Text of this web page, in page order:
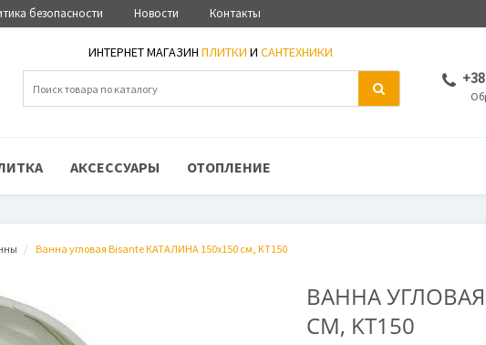
безопасности Новости Контакты
ИНТЕРНЕТ МАГАЗИН ПЛИТКИ И САНТЕХНИКИ
АКСЕССУАРЫ ОТОПЛЕНИЕ
Ванна угловая Bisante КАТАЛИНА 150х150 см, KT150
ВАННА УГЛОВАЯ
СМ, KT150